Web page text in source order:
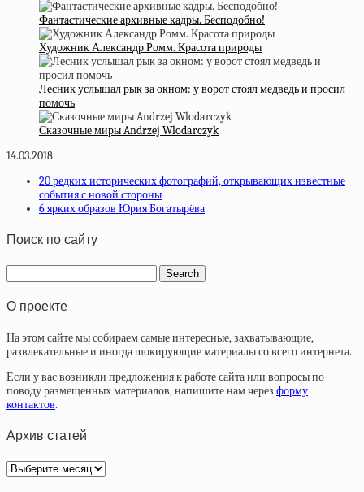
Фантастические архивные кадры. Бесподобно!
Художник Александр Ромм. Красота природы
Лесник услышал рык за окном: у ворот стоял медведь и просил
помочь
Сказочные миры Andrzej Wlodarczyk
14.03.2018
20 редких исторических фотографий, открывающих известные
события с новой стороны
6 ярких образов Юрия Богатырёва
Поиск по сайту
О проекте
На этом сайте мы собираем самые интересные, захватывающие,
развлекательные и иногда шокирующие материалы со всего интернета.
Если у вас возникли предложения к работе сайта или вопросы по
поводу размещенных материалов, напишите нам через форму
контактов.
Архив статей
Архив
статей